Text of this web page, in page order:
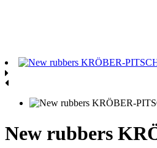
New rubbers